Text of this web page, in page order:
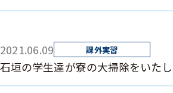
2021.06.09
石垣の学生達が寮の大掃除をいた